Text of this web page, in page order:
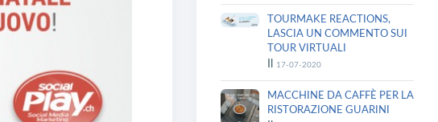
TOURMAKE REACTIONS,
LASCIA UN COMMENTO SUI
TOUR VIRTUALI
17-07-2020
MACCHINE DA CAFFÈ PER LA
RISTORAZIONE GUARINI